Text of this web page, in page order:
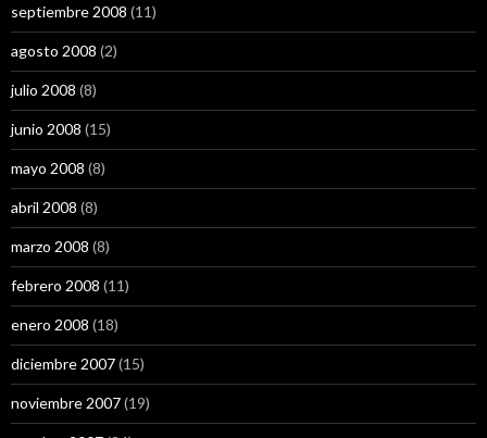
septiembre 2008 (11)
agosto 2008 (2)
julio 2008 (8)
junio 2008 (15)
mayo 2008 (8)
abril 2008 (8)
marzo 2008 (8)
febrero 2008 (11)
enero 2008 (18)
diciembre 2007(15)
noviembre 2007(19)